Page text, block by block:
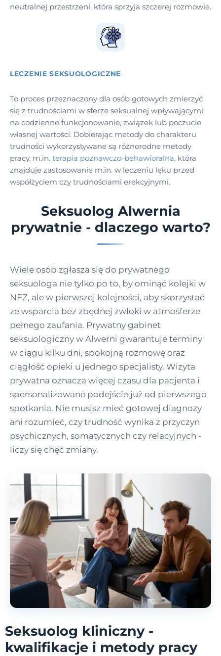
neutralnej przestrzeni, która sprzyja szczerej rozmowie.
LECZENIE SEKSUOLOGICZNE
To proces przeznaczony dla osób gotowych zmierzyć
się z trudnościami w sferze seksualnej wpływającymi
na codzienne funkcjonowanie, związek lub poczucie
własnej wartości. Dobierając metody do charakteru
trudności wykorzystywane są różnorodne metody
pracy, m.in. terapia poznawczo-behawioralna, która
znajduje zastosowanie m.in. w leczeniu lęku przed
współżyciem czy trudnościami erekcyjnymi.
Seksuolog Alwernia
prywatnie - dlaczego warto?
Wiele osób zgłasza się do prywatnego
seksuologa nie tylko po to, by ominąć kolejki w
NFZ, ale w pierwszej kolejności, aby skorzystać
ze wsparcia bez zbędnej zwłoki w atmosferze
pełnego zaufania. Prywatny gabinet
seksuologiczny w Alwerni gwarantuje terminy
w ciągu kilku dni, spokojną rozmowę oraz
ciągłość opieki u jednego specjalisty. Wizyta
prywatna oznacza więcej czasu dla pacjenta i
spersonalizowane podejście już od pierwszego
spotkania. Nie musisz mieć gotowej diagnozy
ani rozumieć, czy trudność wynika z przyczyn
psychicznych, somatycznych czy relacyjnych -
liczy się chęć zmiany.
Seksuolog kliniczny -
kwalifikacje i metody pracy